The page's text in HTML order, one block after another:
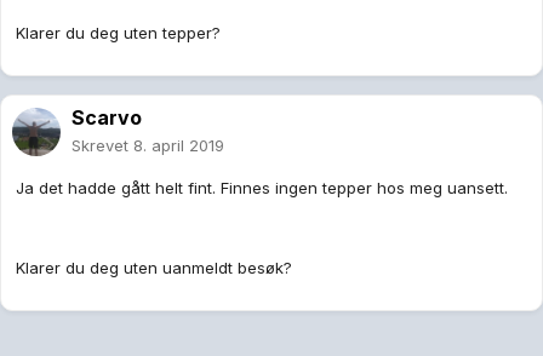
Klarer du deg uten tepper?
Scarvo
Skrevet 8. april 2019
Ja det hadde gått helt fint. Finnes ingen tepper hos meg uansett.
Klarer du deg uten uanmeldt besøk?